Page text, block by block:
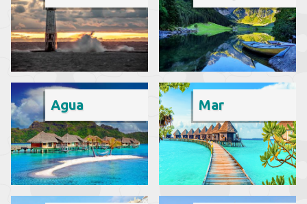
Agua Mar